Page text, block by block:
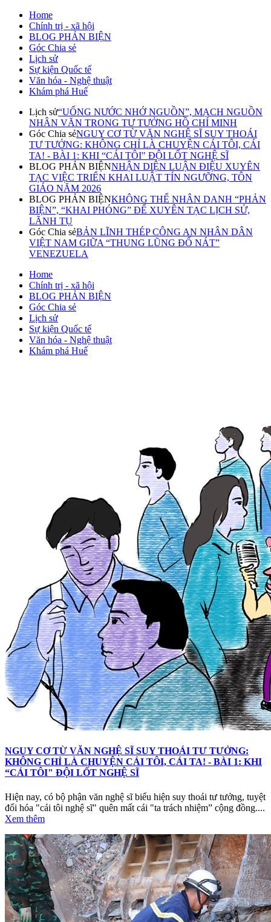
Home
Chính trị - xã hội
BLOG PHẢN BIỆN
Góc Chia sẻ
Lịch sử
Sự kiện Quốc tế
Văn hóa - Nghệ thuật
Khám phá Huế
Lịch sử“UỐNG NƯỚC NHỚ NGUỒN”, MẠCH NGUỒN
NHÂN VĂN TRONG TƯ TƯỞNG HỒ CHÍ MINH
Góc Chia sẻNGUY CƠ TỪ VĂN NGHỆ SĨ SUY THOÁI
TƯ TƯỞNG: KHÔNG CHỈ LÀ CHUYỆN CÁI TÔI, CÁI
TA! - BÀI 1: KHI “CÁI TÔI" ĐỘI LỐT NGHỆ SĨ
BLOG PHẢN BIỆNNHẬN DIỆN LUẬN ĐIỆU XUYÊN
TẠC VIỆC TRIỂN KHAI LUẬT TÍN NGƯỠNG, TÔN
GIÁO NĂM 2026
BLOG PHẢN BIỆNKHÔNG THỂ NHÂN DANH “PHẢN
BIỆN”, “KHAI PHÓNG” ĐỂ XUYÊN TẠC LỊCH SỬ,
LÃNH TỤ
Góc Chia sẻBẢN LĨNH THÉP CÔNG AN NHÂN DÂN
VIỆT NAM GIỮA “THUNG LŨNG ĐỔ NÁT”
VENEZUELA
Home
Chính trị - xã hội
BLOG PHẢN BIỆN
Góc Chia sẻ
Lịch sử
Sự kiện Quốc tế
Văn hóa - Nghệ thuật
Khám phá Huế
NGUY CƠ TỪ VĂN NGHỆ SĨ SUY THOÁI TƯ TƯỞNG:
KHÔNG CHỈ LÀ CHUYỆN CÁI TÔI, CÁI TA! - BÀI 1: KHI
“CÁI TÔI" ĐỘI LỐT NGHỆ SĨ
Hiện nay, có bộ phận văn nghệ sĩ biểu hiện suy thoái tư tưởng, tuyệt
đối hóa "cái tôi nghệ sĩ" quên mất cái "ta trách nhiệm” cộng đồng....
Xem thêm